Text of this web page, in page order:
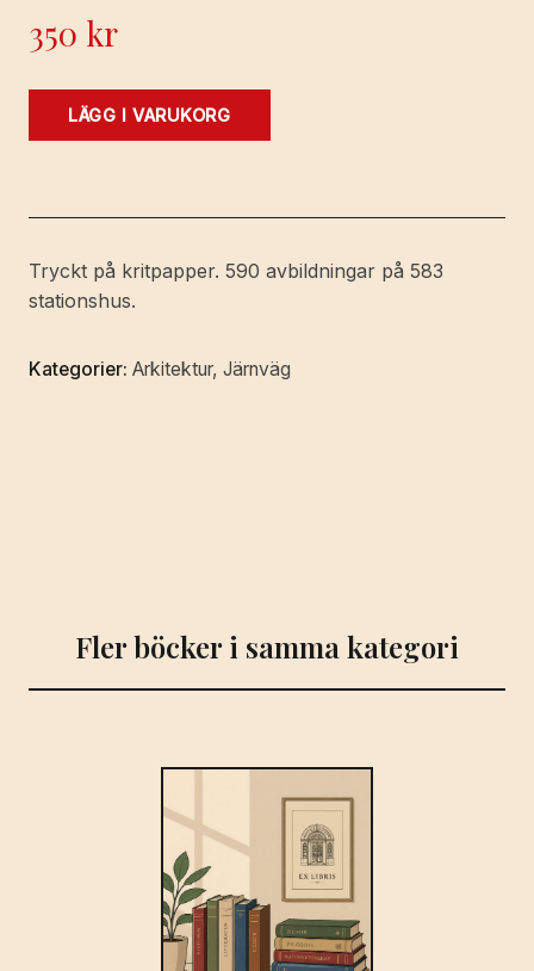
350 kr
Sveriges
bilder.
LÄGG I VARUKORG
Tryckt på kritpapper. 590 avbildningar på 583
stationshus.
Kategorier: Arkitektur, Järnväg
Fler böcker i samma kategori